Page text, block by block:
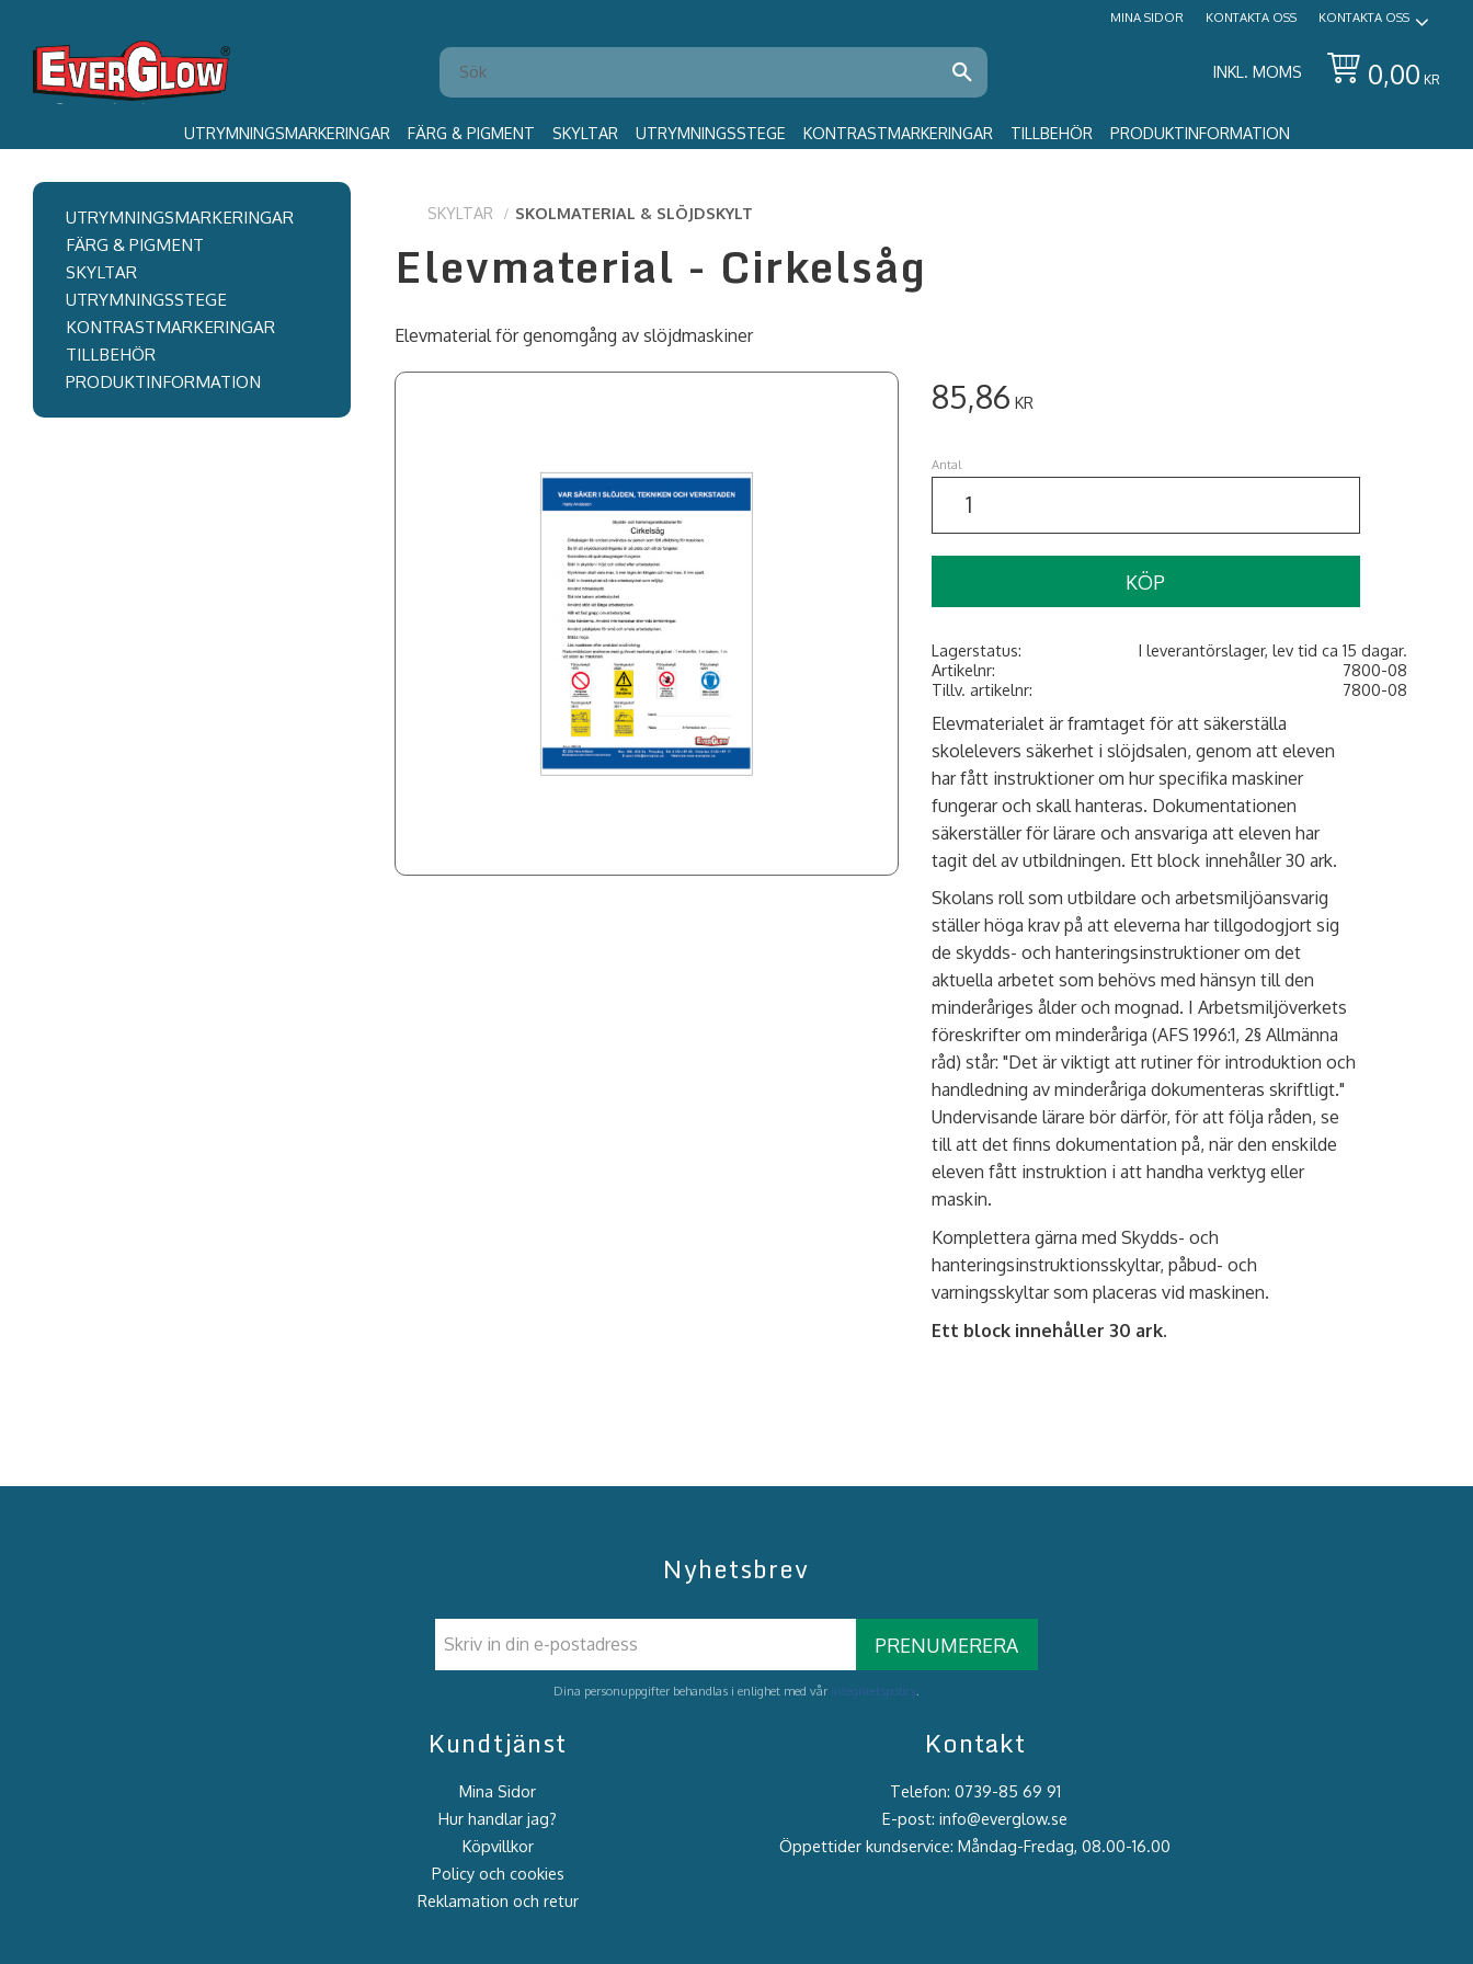
MINA SIDOR KONTAKTA OSS KONTAKTA OSS
INKL. MOMS 0,00 KR
UTRYMNINGSMARKERINGAR FÄRG & PIGMENT SKYLTAR UTRYMNINGSSTEGE KONTRASTMARKERINGAR TILLBEHÖR PRODUKTINFORMATION
SKYLTAR SKOLMATERIAL & SLÖJDSKYLT
Elevmaterial - Cirkelsåg
Elevmaterial för genomgång av slöjdmaskiner
85,86 KR
Antal
KÖP
Lagerstatus
I leverantörslager, lev tid ca 15 dagar.
Artikelnr
7800-08
Tillv. artikelnr
7800-08
Elevmaterialet är framtaget för att säkerställa
skolelevers säkerhet i slöjdsalen, genom att eleven
har fått instruktioner om hur specifika maskiner
fungerar och skall hanteras. Dokumentationen
säkerställer för lärare och ansvariga att eleven har
tagit del av utbildningen. Ett block innehåller 30 ark.
Skolans roll som utbildare och arbetsmiljöansvarig
ställer höga krav på att eleverna har tillgodo­gjort sig
de skydds- och hanteringsinstruktioner om det
aktuella arbetet som behövs med hänsyn till den
minderåriges ålder och mognad. I Arbetsmiljöverkets
föreskrifter om minderåriga (AFS 1996:1, 2§ Allmänna
råd) står: "Det är viktigt att rutiner för introduktion och
handledning av minderåriga dokumenteras skriftligt."
Undervisande lärare bör därför, för att följa råden, se
till att det finns dokumentation på, när den enskilde
eleven fått instruktion i att handha verktyg eller
maskin.
Komplettera gärna med Skydds- och
hanteringsinstruktionsskyltar, påbud- och
varningsskyltar som placeras vid maskinen.
Ett block innehåller 30 ark.
UTRYMNINGSMARKERINGAR
FÄRG & PIGMENT
SKYLTAR
UTRYMNINGSSTEGE
KONTRASTMARKERINGAR
TILLBEHÖR
PRODUKTINFORMATION
Nyhetsbrev
PRENUMERERA
Dina personuppgifter behandlas i enlighet med vår integritetspolicy.
Kundtjänst
Mina Sidor
Hur handlar jag?
Köpvillkor
Policy och cookies
Reklamation och retur
Kontakt
Telefon: 0739-85 69 91
E-post: info@everglow.se
Öppettider kundservice: Måndag-Fredag, 08.00-16.00